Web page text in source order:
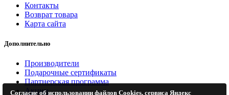
Контакты
Возврат товара
Карта сайта
Дополнительно
Производители
Подарочные сертификаты
Партнерская программа
Акции
Согласие об использовании файлов Cookies, сервиса Яндекс